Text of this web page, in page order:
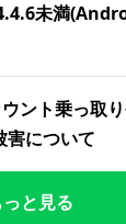
未満
ント乗っ取
害について
っと見る